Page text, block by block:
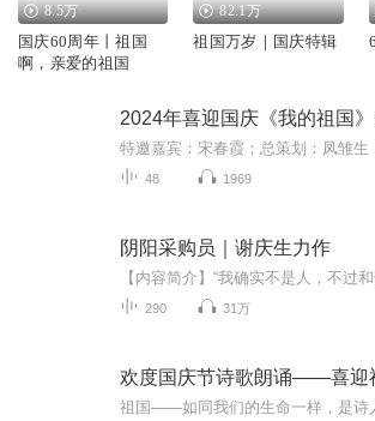
8.5万
国庆60周年丨祖国
啊，亲爱的祖国
82.1万
祖国万岁｜国庆特辑
2024年喜迎国庆《我的祖国
48 1969
阴阳采购员｜谢庆生力作
290 31万
欢度国庆节诗歌朗诵——喜迎